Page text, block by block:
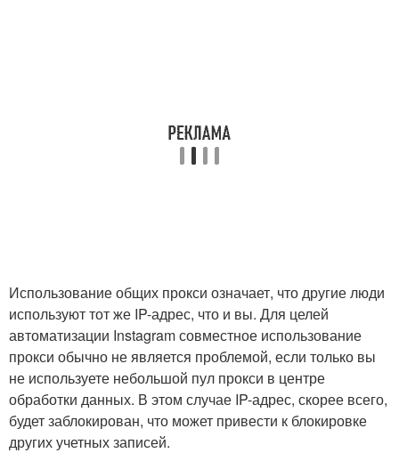
Использование общих прокси означает, что другие люди
используют тот же IP-адрес, что и вы. Для целей
автоматизации Instagram совместное использование
прокси обычно не является проблемой, если только вы
не используете небольшой пул прокси в центре
обработки данных. В этом случае IP-адрес, скорее всего,
будет заблокирован, что может привести к блокировке
других учетных записей.